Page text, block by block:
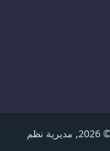
الجامعة العربية الخاصة للعلوم والتكنولوجيا © 2026, مديرية نظم